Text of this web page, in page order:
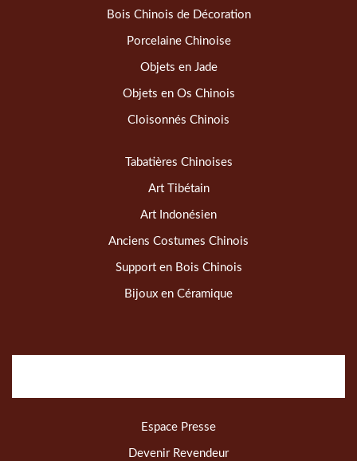
Bois Chinois de Décoration
Porcelaine Chinoise
Objets en Jade
Objets en Os Chinois
Cloisonnés Chinois
Tabatières Chinoises
Art Tibétain
Art Indonésien
Anciens Costumes Chinois
Support en Bois Chinois
Bijoux en Céramique
Espace Presse
Devenir Revendeur